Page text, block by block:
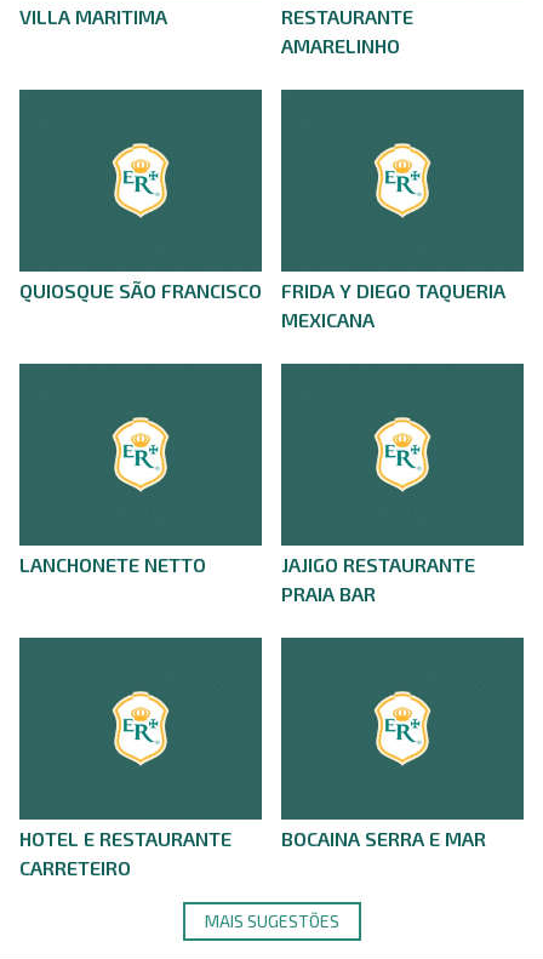
VILLA MARITIMA
RESTAURANTE
AMARELINHO
QUIOSQUE SÃO FRANCISCO
FRIDA Y DIEGO TAQUERIA
MEXICANA
LANCHONETE NETTO
JAJIGO RESTAURANTE
PRAIA BAR
HOTEL E RESTAURANTE
CARRETEIRO
BOCAINA SERRA E MAR
MAIS SUGESTÕES